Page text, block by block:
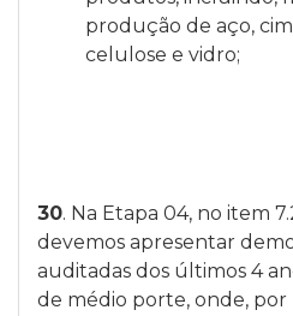
produção de aço,
celulose e vidro;
30. Na Etapa 04, no item
devemos apresentar
auditadas dos últimos 4
de médio porte, onde, por